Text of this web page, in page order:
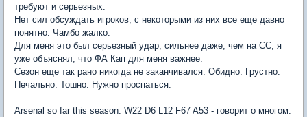
требуют и серьезных.
Нет сил обсуждать игроков, с некоторыми из них все еще давно
понятно. Чамбо жалко.
Для меня это был серьезный удар, сильнее даже, чем на СС, я
уже объяснял, что ФА Кап для меня важнее.
Сезон еще так рано никогда не заканчивался. Обидно. Грустно.
Печально. Тошно. Нужно проспаться.
Arsenal so far this season: W22 D6 L12 F67 A53 - говорит о многом.